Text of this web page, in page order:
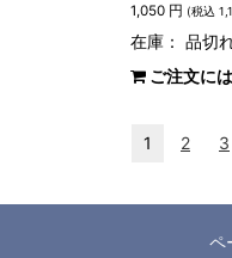
1,050 円 (税込
在庫：品切
ご注文には
1 2 3
ペ